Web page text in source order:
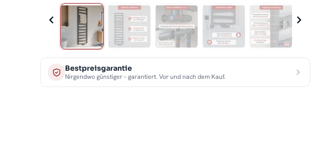
Bestpreisgarantie
Nirgendwo günstiger – garantiert. Vor und nach dem Kauf.